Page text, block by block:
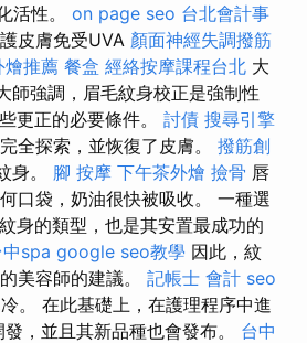
活性。 on page seo 台北會計事
皮膚免受UVA 顏面神經失調撥筋
燴推薦 餐盒 經絡按摩課程台北 大
師強調，眉毛紋身校正是強制性
更正的必要條件。 討債 搜尋引擎
全探索，並恢復了皮膚。 撥筋創
身。 腳 按摩 下午茶外燴 撿骨 唇
口袋，奶油很快被吸收。 一種選
身的類型，也是其安置最成功的
中spa google seo教學 因此，紋
美容師的建議。 記帳士 會計 seo
。 在此基礎上，在護理程序中進
，並且其新品種也會發布。 台中